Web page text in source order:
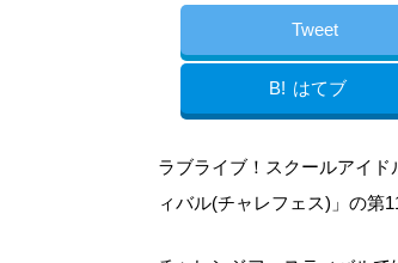
Tweet
B! はてブ
ラブライブ！スクールアイ
ィバル(チャレフェス)」の第